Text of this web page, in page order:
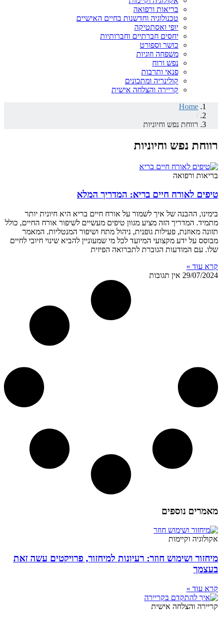
בריאות ורפואה
טכנולוגיה וחדשנות בחיים האישיים
יופי ואסתטיקה
יחסים חברתיים וחברותיות
כושר וספורט
משפחה וזוגיות
נפש ורוח
פנאי ותרבות
קולינריה ומתכונים
קריירה והצלחה אישית
Home
/
רווחת נפש וחיוניות
רווחת נפש וחיוניות
בריאות ורפואה
טיפים לאורח חיים בריא: המדריך המלא
בימינו, ההבנה של איך לשמור על אורח חיים בריא היא חיונית יותר
מתמיד. המדריך הזה מציע מגוון טיפים מעשיים לשיפור אורח החיים, כולל
תזונה מאוזנת, פעילות גופנית, ניהול מתח ושיפור המנטליות. המאמר
מבוסס על ידע מקצועי המיועד לכל מי שמעוניין להביא שינוי חיובי לחיים
שלו. עם המודעות הגוברת לתברואה הפיזית
קרא עוד »
29/07/2024 אין תגובות
מאמרים נוספים
אקולוגיה וקיימות
מיחזור ושימוש חוזר: רעיונות למיחזור, פרויקטים עשה זאת
בעצמך
קרא עוד »
קריירה והצלחה אישית